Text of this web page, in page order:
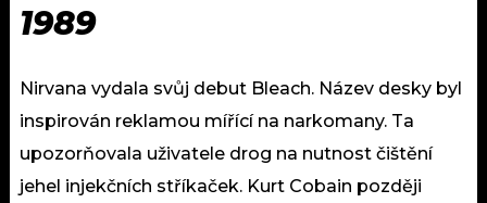
1989
Nirvana vydala svůj debut Bleach. Název desky byl
inspirován reklamou mířící na narkomany. Ta
upozorňovala uživatele drog na nutnost čištění
jehel injekčních stříkaček. Kurt Cobain později